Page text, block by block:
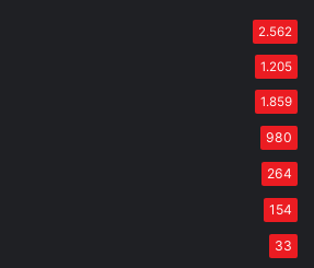
2.562
1.205
1.859
980
264
154
33